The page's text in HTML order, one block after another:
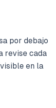
por debajo
revise cada
en la